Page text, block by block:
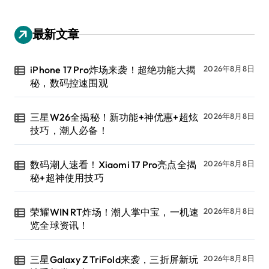
最新文章
iPhone 17 Pro炸场来袭！超绝功能大揭
秘，数码控速围观
2026年8月8日
三星W26全揭秘！新功能+神优惠+超炫
技巧，潮人必备！
2026年8月8日
数码潮人速看！Xiaomi 17 Pro亮点全揭
秘+超神使用技巧
2026年8月8日
荣耀WIN RT炸场！潮人掌中宝，一机速
览全球资讯！
2026年8月8日
三星Galaxy Z TriFold来袭，三折屏新玩 2026年8月8日